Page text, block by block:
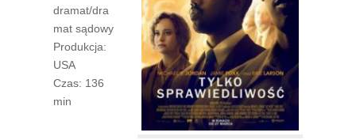
dramat/dra
mat sądowy
Produkcja:
USA
Czas: 136
min